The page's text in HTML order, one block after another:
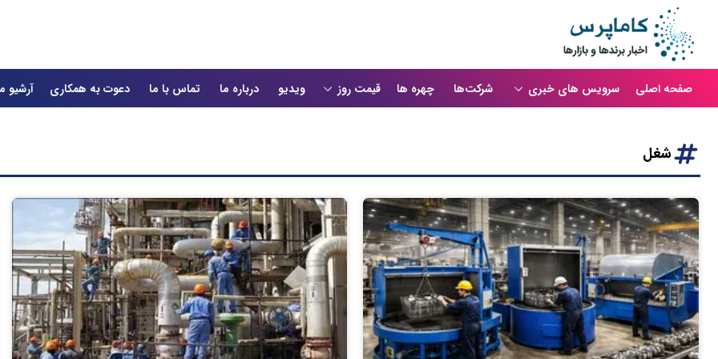
صفحه اصلی سرویس های خبری شرکت‌ها چهره ها قیمت روز ویدیو درباره ما تماس با ما دعوت به همکاری آرشیو
شغل